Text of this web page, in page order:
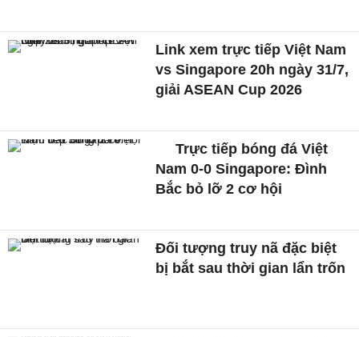
Link xem trực tiếp Việt Nam
vs Singapore 20h ngày 31/7,
giải ASEAN Cup 2026
Trực tiếp bóng đá Việt
Nam 0-0 Singapore: Đình
Bắc bỏ lỡ 2 cơ hội
Đối tượng truy nã đặc biệt
bị bắt sau thời gian lẩn trốn